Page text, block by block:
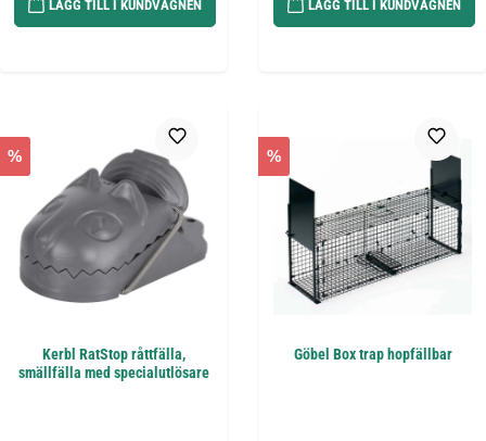
LÄGG TILL I KUNDVAGNEN LÄGG TILL I KUNDVAGNEN
%
Kerbl RatStop råttfälla,
smällfälla med specialutlösare
%
Göbel Box trap hopfällbar